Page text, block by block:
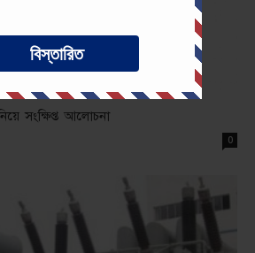
বিস্তারিত
সংক্ষিপ্ত আলোচনা
0